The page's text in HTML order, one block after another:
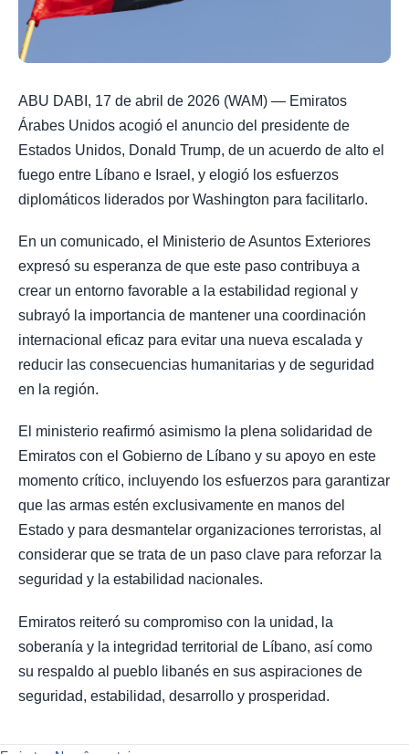
ABU DABI, 17 de abril de 2026 (WAM) — Emiratos
Árabes Unidos acogió el anuncio del presidente de
Estados Unidos, Donald Trump, de un acuerdo de alto el
fuego entre Líbano e Israel, y elogió los esfuerzos
diplomáticos liderados por Washington para facilitarlo.
En un comunicado, el Ministerio de Asuntos Exteriores
expresó su esperanza de que este paso contribuya a
crear un entorno favorable a la estabilidad regional y
subrayó la importancia de mantener una coordinación
internacional eficaz para evitar una nueva escalada y
reducir las consecuencias humanitarias y de seguridad
en la región.
El ministerio reafirmó asimismo la plena solidaridad de
Emiratos con el Gobierno de Líbano y su apoyo en este
momento crítico, incluyendo los esfuerzos para garantizar
que las armas estén exclusivamente en manos del
Estado y para desmantelar organizaciones terroristas, al
considerar que se trata de un paso clave para reforzar la
seguridad y la estabilidad nacionales.
Emiratos reiteró su compromiso con la unidad, la
soberanía y la integridad territorial de Líbano, así como
su respaldo al pueblo libanés en sus aspiraciones de
seguridad, estabilidad, desarrollo y prosperidad.